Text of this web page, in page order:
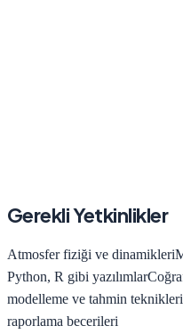
Gerekli Yetkinlikler
Atmosfer fiziği ve dinamikleri
Python, R gibi yazılımlar
modelleme ve tahmin teknikleri
raporlama becerileri